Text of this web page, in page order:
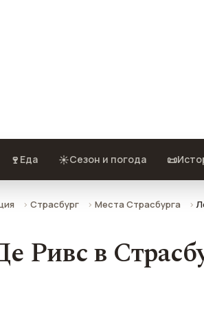
🍷 Еда ☀️Сезон и погода 📜
Страсбург Места Страсбурга
Ривс в